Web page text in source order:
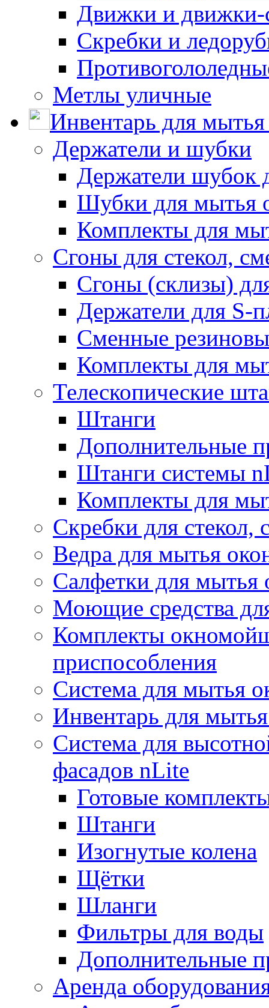
Движки и движки-
Скребки и
Метлы уличные
Инвентарь для мытья
Держатели и шубки
Держатели шубок
Шубки для мытья
Комплекты для
Сгоны для стекол,
Сгоны (склизы)
Держатели для S-
Сменные
Комплекты для
Телескопические
Штанги
Дополнительные
Штанги системы
Комплекты для
Скребки для стекол,
Ведра для мытья
Салфетки для мытья
Моющие средства
Комплекты
приспособления
Система для мытья
Инвентарь для
Система для
фасадов nLite
Готовые
Штанги
Изогнутые колена
Щётки
Шланги
Фильтры для воды
Дополнительные
Аренда